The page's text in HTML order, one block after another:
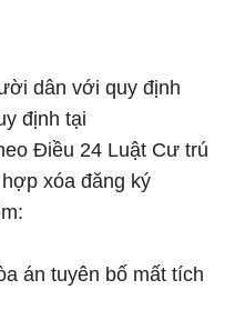
dân với quy định
định tại
Điều 24 Luật Cư trú
xóa đăng ký
án tuyên bố mất tích